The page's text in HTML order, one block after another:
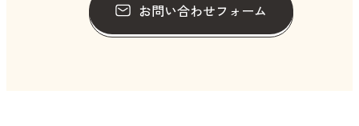
お問い合わせフォーム